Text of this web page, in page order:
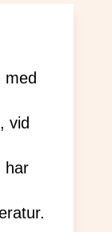
vid
har